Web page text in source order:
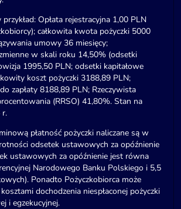
Opłata rejestracyjna 1,00 PLN
całkowita kwota pożyczki 5000
umowy 36 miesięcy;
w skali roku 14,50% (odsetki
1995,50 PLN; odsetki kapitałowe
koszt pożyczki 3188,89 PLN;
zapłaty 8188,89 PLN; Rzeczywista
(RRSO) 41,80%. Stan na
r.
płatność pożyczki naliczane są w
odsetek ustawowych za opóźnienie
ustawowych za opóźnienie jest równa
Narodowego Banku Polskiego i 5,5
Ponadto Pożyczkobiorca może
dochodzenia niespłaconej pożyczki
i egzekucyjnej.